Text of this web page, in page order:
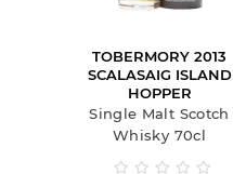
TOBERMORY 2013
SCALASAIG ISLAND
HOPPER
Single Malt Scotch
Whisky 70cl